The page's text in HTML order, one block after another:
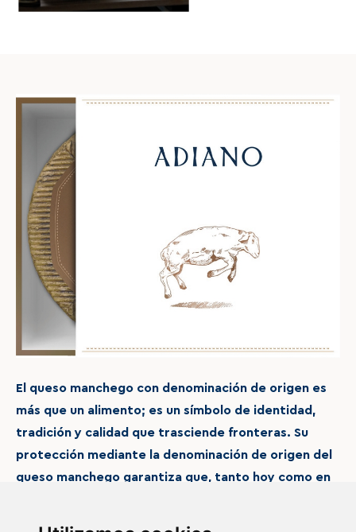
El queso manchego con denominación de origen es
más que un alimento; es un símbolo de identidad,
tradición y calidad que trasciende fronteras. Su
protección mediante la denominación de origen del
queso manchego garantiza que, tanto hoy como en